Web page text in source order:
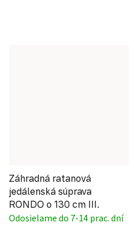
Záhradná ratanová
jedálenská súprava
RONDO o 130 cm III.
Odosielame do 7-14 prac. dní